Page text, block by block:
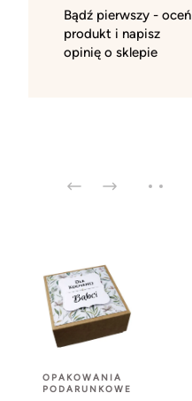
Bądź pierwszy - oceń
produkt i napisz
opinię o sklepie
OPAKOWANIA
PODARUNKOWE